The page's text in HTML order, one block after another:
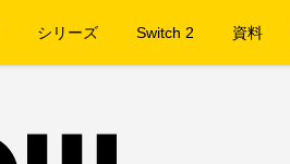
シリーズ Switch 2 資料